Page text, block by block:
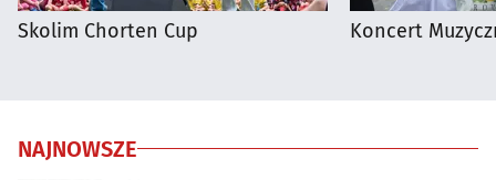
Skolim Chorten Cup Koncert
NAJNOWSZE